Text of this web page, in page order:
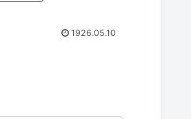
1926.05.10